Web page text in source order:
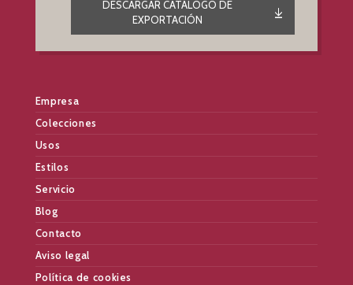
DESCARGAR CATÁLOGO DE
EXPORTACIÓN
Empresa
Colecciones
Usos
Estilos
Servicio
Blog
Contacto
Aviso legal
Política de cookies